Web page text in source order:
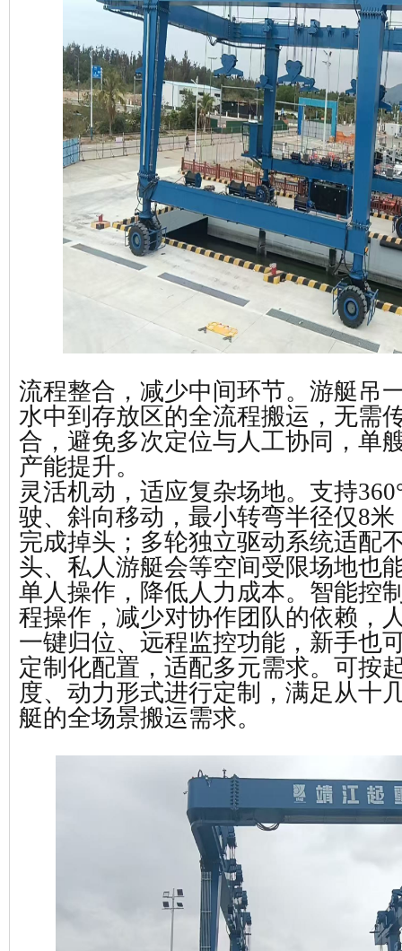
流程整合，减少中间环节‌。游艇吊
水中到存放区的全流程搬运，无需
合，避免多次定位与人工协同，单
产能提升。
灵活机动，适应复杂场地。‌支持
驶、斜向移动，最小转弯半径仅8
完成掉头；多轮独立驱动系统适配
头、私人游艇会等空间受限场地也
单人操作，降低人力成本。‌智能控
程操作，减少对协作团队的依赖，
一键归位、远程监控功能，新手也
定制化配置，适配多元需求。‌可按
度、动力形式进行定制，满足从十
艇的全场景搬运需求。